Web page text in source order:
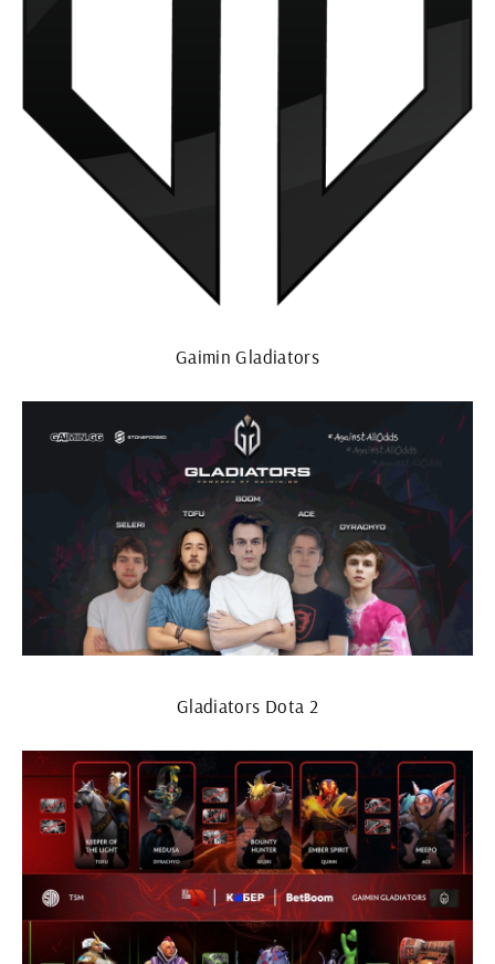
Gaimin Gladiators
Gladiators Dota 2